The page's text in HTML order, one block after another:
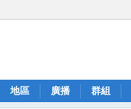
地區 廣播 群組